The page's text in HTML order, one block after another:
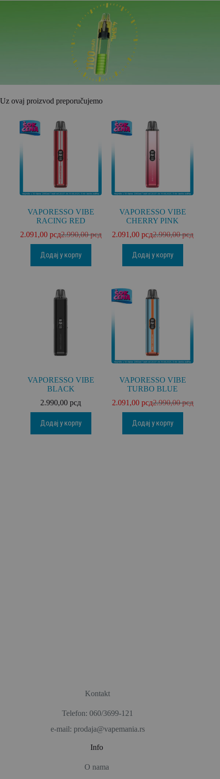
Uz ovaj proizvod preporučujemo
VAPORESSO VIBE
RACING RED
2.990,00рсд
2.091,00 рсд
Додај у корпу
VAPORESSO VIBE
CHERRY PINK
2.990,00рсд
2.091,00 рсд
Додај у корпу
VAPORESSO VIBE
BLACK
2.990,00рсд
Додај у корпу
VAPORESSO VIBE
TURBO BLUE
2.990,00рсд
2.091,00 рсд
Додај у корпу
Kontakt
Telefon: 060/3699-121
e-mail: prodaja@vapemania.rs
Info
O nama